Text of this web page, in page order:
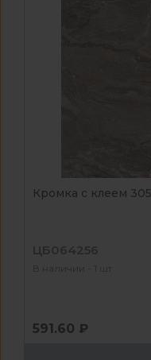
Кромка с клеем
ЦБ064256
В наличии - 1 шт
591.60 ₽